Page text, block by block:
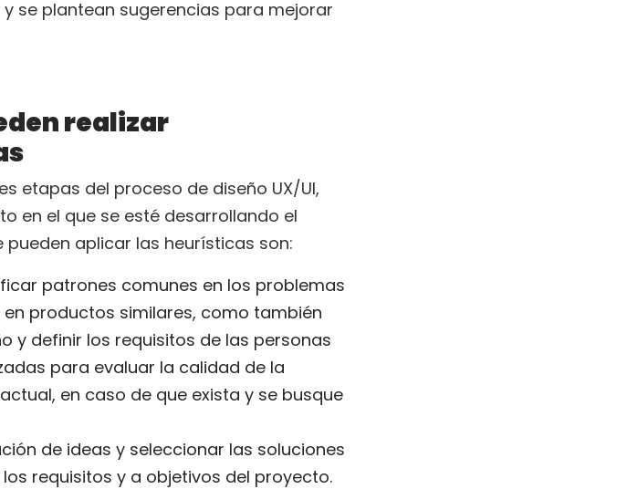
se plantean sugerencias para mejorar
realizar
etapas del proceso de diseño UX/UI,
en el que se esté desarrollando el
aplicar las heurísticas son:
patrones comunes en los problemas
productos similares, como también
y definir los requisitos de las personas
para evaluar la calidad de la
en caso de que exista y se busque
de ideas y seleccionar las soluciones
requisitos y a objetivos del proyecto.